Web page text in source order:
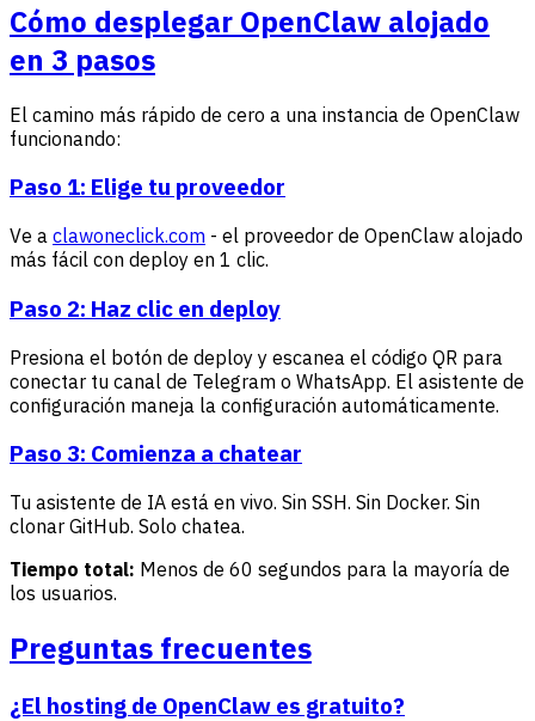
Cómo desplegar OpenClaw alojado
en 3 pasos
El camino más rápido de cero a una instancia de OpenClaw
funcionando:
Paso 1: Elige tu proveedor
Ve a clawoneclick.com - el proveedor de OpenClaw alojado
más fácil con deploy en 1 clic.
Paso 2: Haz clic en deploy
Presiona el botón de deploy y escanea el código QR para
conectar tu canal de Telegram o WhatsApp. El asistente de
configuración maneja la configuración automáticamente.
Paso 3: Comienza a chatear
Tu asistente de IA está en vivo. Sin SSH. Sin Docker. Sin
clonar GitHub. Solo chatea.
Tiempo total: Menos de 60 segundos para la mayoría de
los usuarios.
Preguntas frecuentes
¿El hosting de OpenClaw es gratuito?